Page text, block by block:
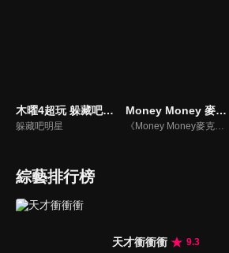
木曜4超玩 躲藏吧明星
躲藏吧明星
Money Money 麥克瘋
《Money Money麥克瘋》節目強調不比音準、不比音色，也不比外型、外貌、氣質、長相等如何，只強調只要歌詞記得牢，就可以參加比賽。
綜藝排行榜
天才衝衝衝
9.3